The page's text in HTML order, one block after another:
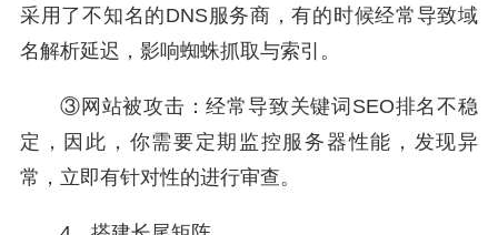
采用了不知名的DNS服务商，有的时候经常导致域
名解析延迟，影响蜘蛛抓取与索引。
③网站被攻击：经常导致关键词SEO排名不稳
定，因此，你需要定期监控服务器性能，发现异
常，立即有针对性的进行审查。